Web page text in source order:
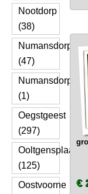
Nootdorp
(38)
Numansdorp
(47)
Numansdorpweg
(1)
Oegstgeest
(297)
Ooltgensplaat
(125)
Oostvoorne
€